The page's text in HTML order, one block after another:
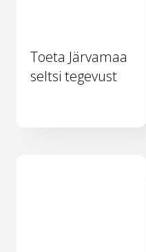
Toeta Järvamaa
seltsi tegevust